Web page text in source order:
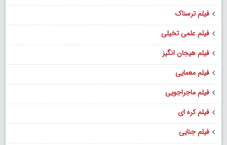
فیلم ترسناک
فیلم علمی تخیلی
فیلم هیجان انگیز
فیلم معمایی
فیلم ماجراجویی
فیلم کره ای
فیلم جنایی